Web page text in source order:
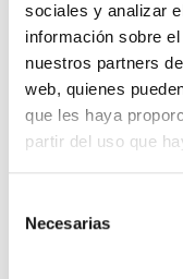
sociales y analizar
información sobre
nuestros partners
web, quienes
que les haya
partir del uso que
Necesarias
Muebles de baño
natural
Muebles de baño
neoclásicos
Mueble de baño de
Muebles de baño